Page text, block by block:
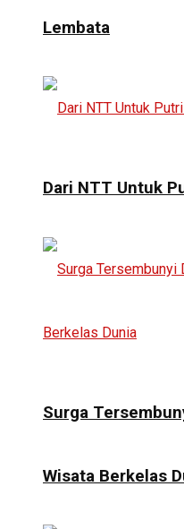
Lembata
Dari NTT Untuk
Surga
Wisata Berkelas